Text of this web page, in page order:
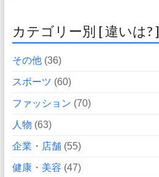
カテゴリー別 [ 違いは? ]
その他(36)
スポーツ (60)
ファッション (70)
人物 (63)
企業・店舗(55)
健康・美容 (47)